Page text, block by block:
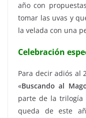
año con
tomar las uvas y
la velada con una
Celebración
Para decir adiós al
«Buscando al
parte de la trilogía
queda de este